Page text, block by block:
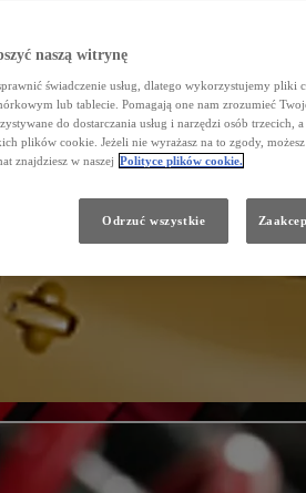
naszą witrynę
świadczenie usług, dlatego wykorzystujemy pliki
lub tablecie. Pomagają one nam zrozumieć
do dostarczania usług i narzędzi osób trzecich, a
plików cookie. Jeżeli nie wyrażasz na to zgody,
znajdziesz w naszej Polityce plików cookie.
Odrzuć wszystkie